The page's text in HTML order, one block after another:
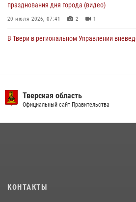
празднования дня города (видео)
20 июля 2026, 07:41 2 1
В Твери в региональном Управлении
10 июля 2026, 08:44 1
(видео)
Тверская область
Официальный сайт Правительства
КОНТАКТЫ